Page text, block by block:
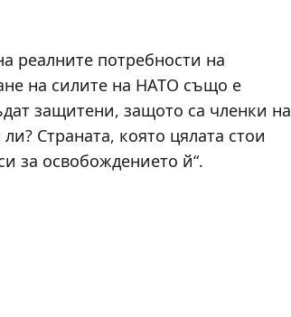
реалните потребности на
на силите на НАТО също е
защитени, защото са членки на
Страната, която цялата стои
за освобождението й“.